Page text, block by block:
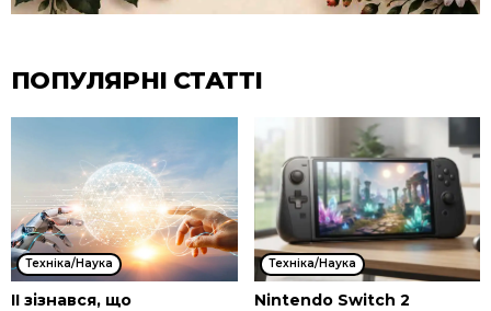
ПОПУЛЯРНІ СТАТТІ
Техніка/Наука
ІІ зізнався, що
Техніка/Наука
Nintendo Switch 2